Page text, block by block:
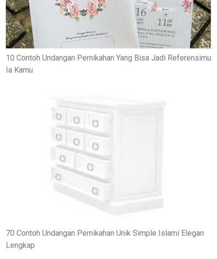
10 Contoh Undangan Pernikahan Yang Bisa Jadi Referensimu
Ia Kamu
70 Contoh Undangan Pernikahan Unik Simple Islami Elegan
Lengkap